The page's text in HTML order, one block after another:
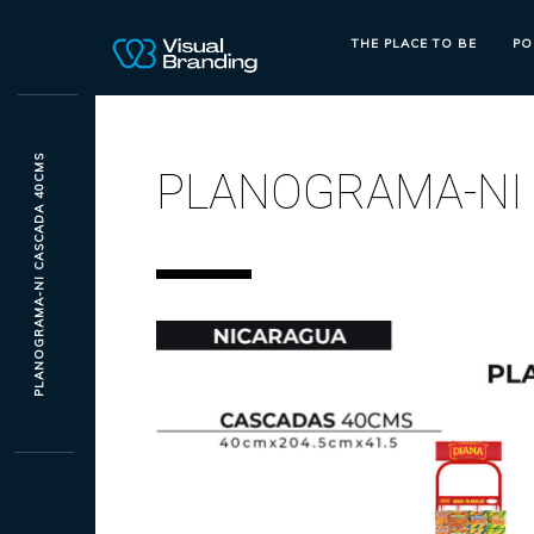
THE PLACE TO BE
PLANOGRAMA-
PLANOGRAMA-NI CASCADA 40CMS